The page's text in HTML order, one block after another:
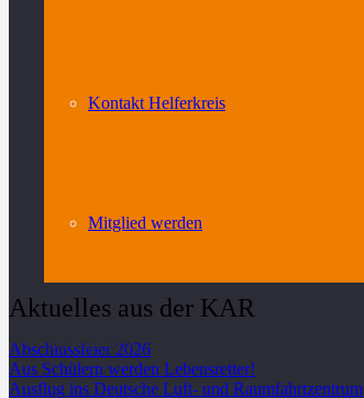
Kontakt Helferkreis
Mitglied werden
Schulleben
Aktuelles aus der KAR
Abschlussfeier 2026
Aus Schülern werden Lebensretter!
Ausflug ins Deutsche Luft- und Raumfahrtzentrum